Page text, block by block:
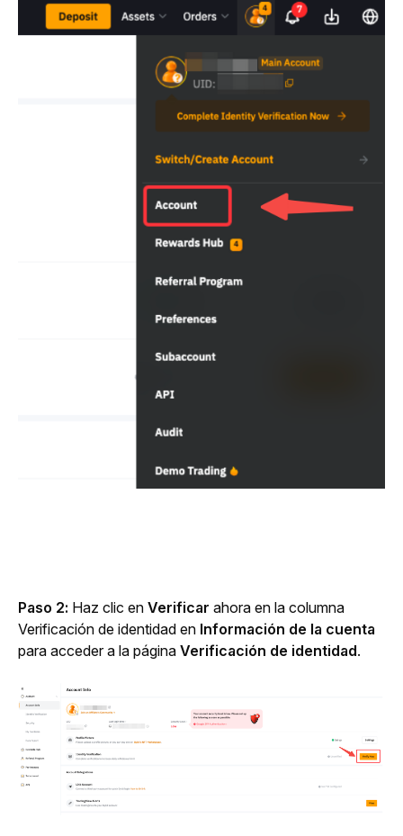
Paso 2: Haz clic en Verificar ahora en la columna
Verificación de identidad en Información de la cuenta
para acceder a la página Verificación de identidad.